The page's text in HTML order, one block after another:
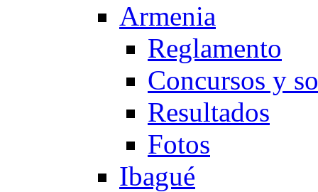
Armenia
Reglamento
Concursos y
Resultados
Fotos
Ibagué